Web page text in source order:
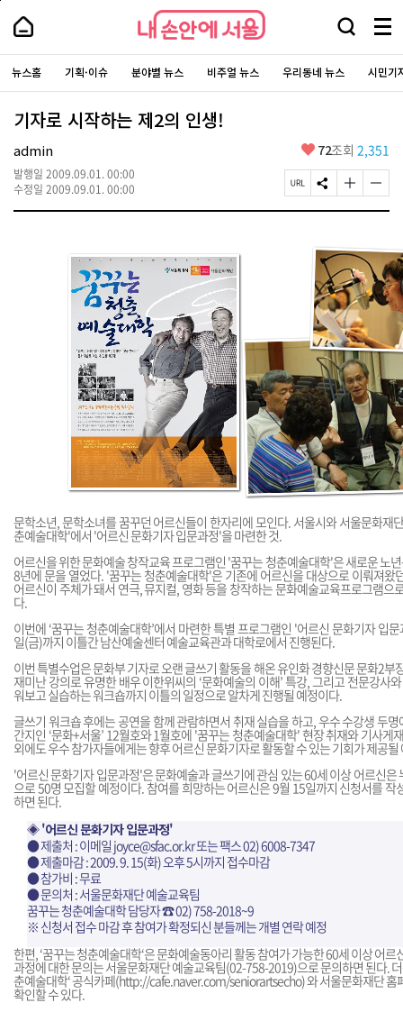
본
가
내
손
에
서
울
-
울
시
표
통
포
털
내
손
에
서
울
검
기
메
뉴
전
체
보
주
비
뉴스홈 기획·이슈 분야별 뉴스 비주얼 뉴스 우리동네 뉴스 시민기
기자로 시작하는 제2의 인생!
admin
발행일 2009.09.01. 00:00
수정일 2009.09.01. 00:00
좋
요
72조회 2,351
페
이
S
N
유
하
기
글
자
크
게
변
경
하
기
글
자
작
게
변
경
하
문학소년, 문학소녀를 꿈꾸던 어르신들이 한자리에 모인다. 서울시와 서울문화재
춘예술대학'에서 '어르신 문화기자 입문과정'을 마련한 것.
어르신을 위한 문화예술 창작교육 프로그램인 '꿈꾸는 청춘예술대학'은 새로운 노
8년에 문을 열었다. '꿈꾸는 청춘예술대학'은 기존에 어르신을 대상으로 이뤄져왔
어르신이 주체가 돼서 연극, 뮤지컬, 영화 등을 창작하는 문화예술교육프로그램으
다.
이번에 ‘꿈꾸는 청춘예술대학’에서 마련한 특별 프로그램인 '어르신 문화기자 입
일(금)까지 이틀간 남산예술센터 예술교육관과 대학로에서 진행된다.
이번 특별수업은 문화부 기자로 오랜 글쓰기 활동을 해온 유인화 경향신문 문화2부
재미난 강의로 유명한 배우 이한위씨의 ‘문화예술의 이해’ 특강, 그리고 전문강사
워보고 실습하는 워크숍까지 이틀의 일정으로 알차게 진행될 예정이다.
글쓰기 워크숍 후에는 공연을 함께 관람하면서 취재 실습을 하고, 우수 수강생 두
간지인 ‘문화+서울’ 12월호와 1월호에 '꿈꾸는 청춘예술대학' 현장 취재와 기사게
외에도 우수 참가자들에게는 향후 어르신 문화기자로 활동할 수 있는 기회가 제공될
'어르신 문화기자 입문과정'은 문화예술과 글쓰기에 관심 있는 60세 이상 어르신은
으로 50명 모집할 예정이다. 참여를 희망하는 어르신은 9월 15일까지 신청서를 작
하면 된다.
◈ '어르신 문화기자 입문과정'
● 제출처 : 이메일 joyce@sfac.or.kr 또는 팩스 02) 6008-7347
● 제출마감 : 2009. 9. 15(화) 오후 5시까지 접수마감
● 참가비 : 무료
● 문의처 : 서울문화재단 예술교육팀
꿈꾸는 청춘예술대학 담당자 ☎ 02) 758-2018~9
※ 신청서 접수 마감 후 참여가 확정되신 분들께는 개별 연락 예정
한편, ‘꿈꾸는 청춘예술대학‘은 문화예술동아리 활동 참여가 가능한 60세 이상 어르
과정에 대한 문의는 서울문화재단 예술교육팀(02-758-2019)으로 문의하면 된다.
춘예술대학‘ 공식카페(http://cafe.naver.com/seniorartsecho) 와 서울문화재단 홈
확인할 수 있다.
페
단
이